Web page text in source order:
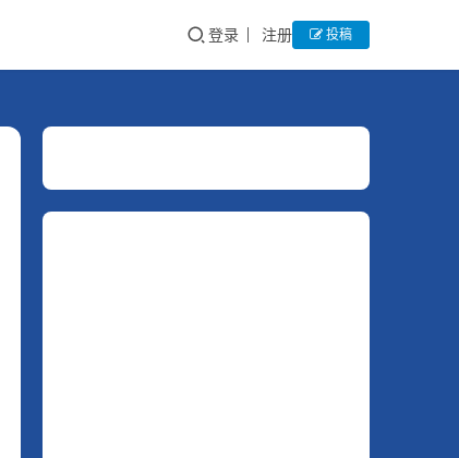
登录 注册 投稿